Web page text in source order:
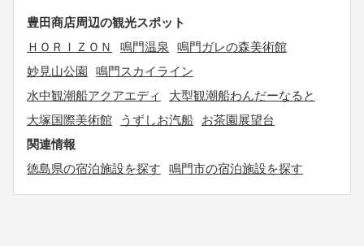
豊田商店周辺の観光スポット
ＨＯＲＩＺＯＮ
鳴門温泉
鳴門ガレの森美術館
妙見山公園
鳴門スカイライン
水中観潮船アクアエディ
大型観潮船わんだーなると
大塚国際美術館
うずしお汽船
お茶園展望台
関連情報
徳島県の宿泊施設を探す
鳴門市の宿泊施設を探す